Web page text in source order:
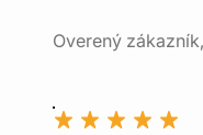
Overený